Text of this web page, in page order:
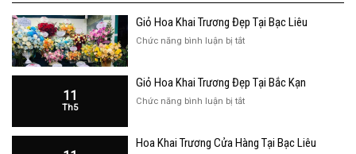
Giỏ Hoa Khai Trương Đẹp Tại Bạc Liêu
Chức năng bình luận bị tắtở
Khai
Đẹp
Liêu
11
Th5
Giỏ Hoa Khai Trương Đẹp Tại Bắc Kạn
Chức năng bình luận bị tắtở
Khai
Hoa Khai Trương Cửa Hàng Tại Bạc Liêu